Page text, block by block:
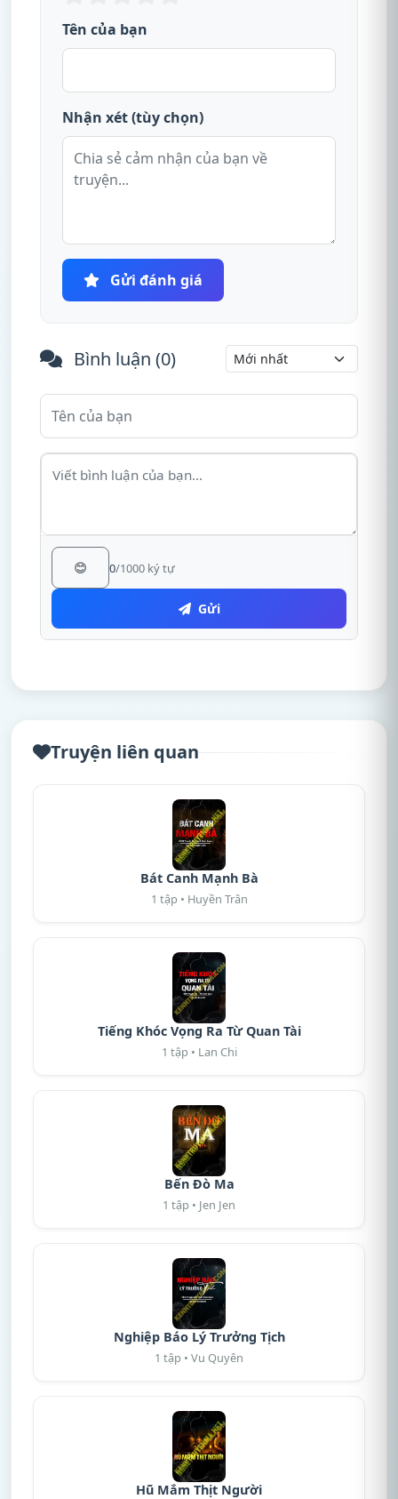
Tên của bạn
Nhận xét (tùy chọn)
Gửi đánh giá
Bình luận (0)
😊 0/1000 ký tự
Gửi
Truyện liên quan
Bát Canh Mạnh Bà
1 tập • Huyền Trân
Tiếng Khóc Vọng Ra Từ Quan Tài
1 tập • Lan Chi
Bến Đò Ma
1 tập • Jen Jen
Nghiệp Báo Lý Trưởng Tịch
1 tập • Vu Quyên
Hũ Mắm Thịt Người